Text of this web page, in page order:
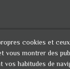
cookies et
vous montrer des
vos habitudes de